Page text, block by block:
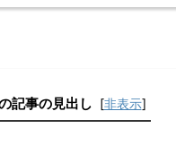
記事の見出し [非表示]